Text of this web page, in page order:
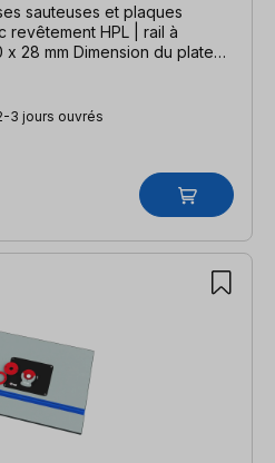
sauteuses et plaques
3 jours ouvrés